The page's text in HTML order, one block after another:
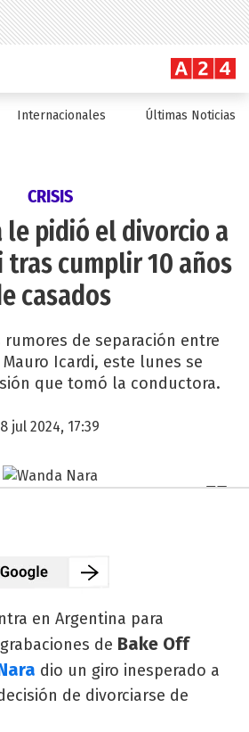
Internacionales Últimas Noticias
CRISIS
le pidió el divorcio a
tras cumplir 10 años
casados
rumores de separación entre
Mauro Icardi, este lunes se
que tomó la conductora.
8 jul 2024, 17:39
en Argentina para
de Bake Off
dio un giro inesperado a
de divorciarse de